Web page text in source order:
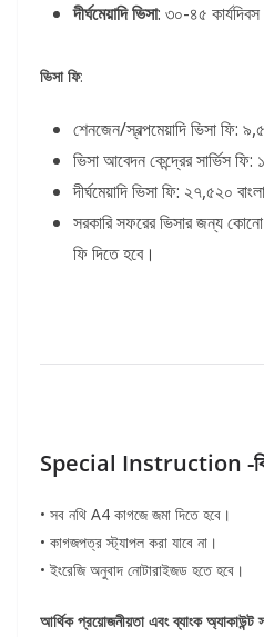
দীর্ঘমেয়াদিভিসা: ৩০-৪৫
ভিসাফি:
শেনজেন/স্বল্পমেয়াদি ভিসা ফি:
ভিসা আবেদন কেন্দ্রের সার্ভিস ফি:
দীর্ঘমেয়াদি ভিসা ফি: ২৭,৫২০
সরকারি সফরের ভিসার জন্য কোনো
ফি দিতে হবে।
Special Instruction -
• সব নথি A4 কাগজে জমা দিতে হবে।
• কাগজপত্র স্ট্যাপল করা যাবে না।
• ইংরেজি অনুবাদ নোটারাইজড হতে হবে।
আর্থিক প্রয়োজনীয়তা এবং ব্যাংক